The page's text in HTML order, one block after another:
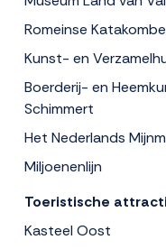
Romeinse
Kunst- en
Boerderij- en
Schimmert
Het Nederlands
Miljoenenlijn
Toeristische
Kasteel Oost